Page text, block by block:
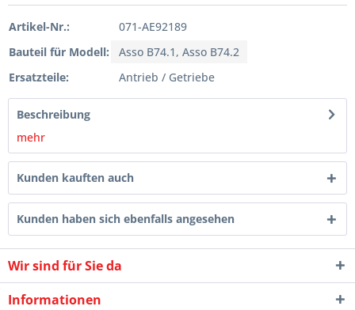
Artikel-Nr.:
071-AE92189
Bauteil für Modell:
Asso B74.1, Asso B74.2
Ersatzteile:
Antrieb / Getriebe
Beschreibung
mehr
Kunden kauften auch
Kunden haben sich ebenfalls angesehen
Wir sind für Sie da
Informationen